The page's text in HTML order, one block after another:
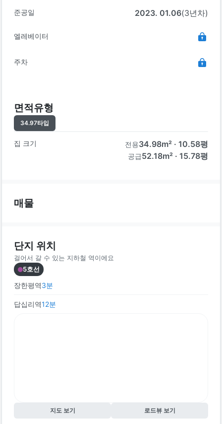
준공일 2023. 01.06(3년차)
엘레베이터
주차
면적유형
34.97타입
집 크기 전용34.98m² · 10.58평
공급52.18m² · 15.78평
매물
단지 위치
걸어서 갈 수 있는 지하철 역이에요
5호선
장한평역3분
답십리역12분
지도 보기 로드뷰 보기